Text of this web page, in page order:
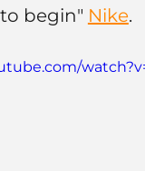
begin" Nike.